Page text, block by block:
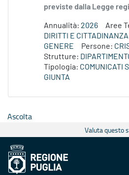
previste dalla Legge
Annualità: 2026 Aree
DIRITTI E CITTADINANZA
GENERE
Persone:
Strutture:
Tipologia: COMUNICATI
GIUNTA
Ascolta
Valuta questo